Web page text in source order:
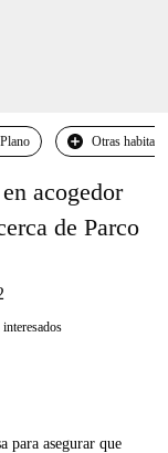
Plano Otras
acogedor
de Parco
interesados
para asegurar que